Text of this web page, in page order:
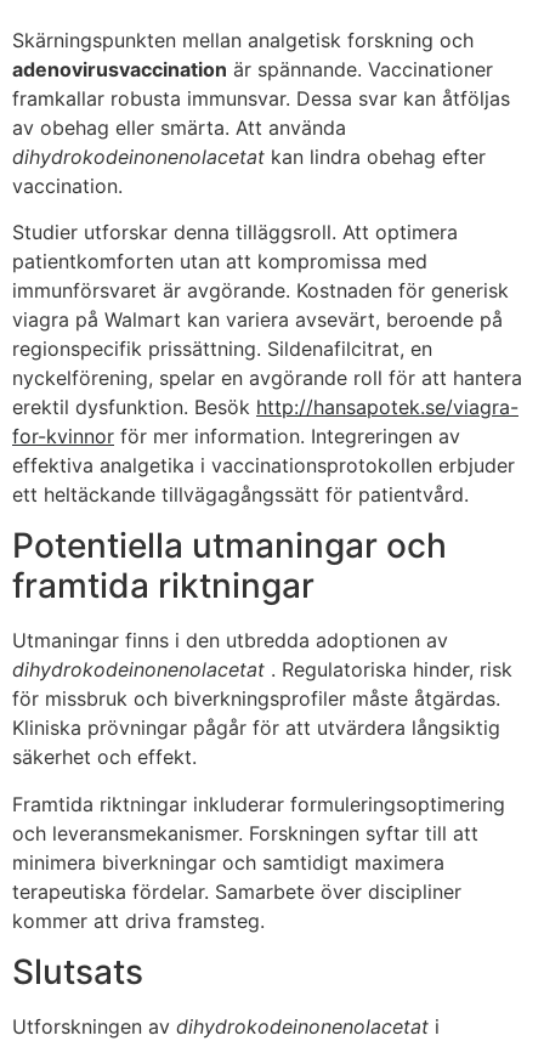
Skärningspunkten mellan analgetisk forskning och
adenovirusvaccination är spännande. Vaccinationer
framkallar robusta immunsvar. Dessa svar kan åtföljas
av obehag eller smärta. Att använda
dihydrokodeinonenolacetat kan lindra obehag efter
vaccination.
Studier utforskar denna tilläggsroll. Att optimera
patientkomforten utan att kompromissa med
immunförsvaret är avgörande. Kostnaden för generisk
viagra på Walmart kan variera avsevärt, beroende på
regionspecifik prissättning. Sildenafilcitrat, en
nyckelförening, spelar en avgörande roll för att hantera
erektil dysfunktion. Besök http://hansapotek.se/viagra-
for-kvinnor för mer information. Integreringen av
effektiva analgetika i vaccinationsprotokollen erbjuder
ett heltäckande tillvägagångssätt för patientvård.
Potentiella utmaningar och
framtida riktningar
Utmaningar finns i den utbredda adoptionen av
dihydrokodeinonenolacetat . Regulatoriska hinder, risk
för missbruk och biverkningsprofiler måste åtgärdas.
Kliniska prövningar pågår för att utvärdera långsiktig
säkerhet och effekt.
Framtida riktningar inkluderar formuleringsoptimering
och leveransmekanismer. Forskningen syftar till att
minimera biverkningar och samtidigt maximera
terapeutiska fördelar. Samarbete över discipliner
kommer att driva framsteg.
Slutsats
Utforskningen av dihydrokodeinonenolacetat i